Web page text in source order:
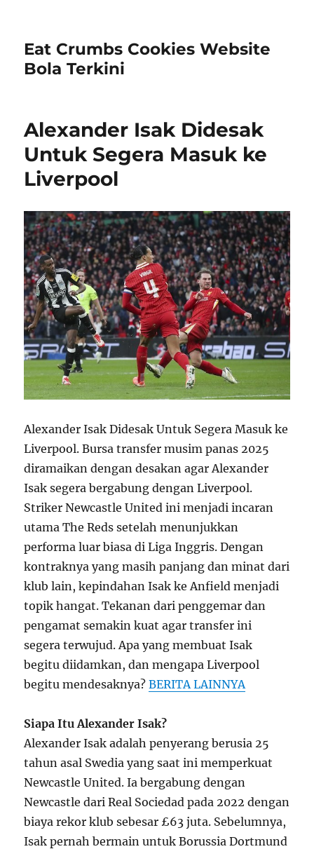
Eat Crumbs Cookies Website
Bola Terkini
Alexander Isak Didesak
Untuk Segera Masuk ke
Liverpool
Alexander Isak Didesak Untuk Segera Masuk ke
Liverpool. Bursa transfer musim panas 2025
diramaikan dengan desakan agar Alexander
Isak segera bergabung dengan Liverpool.
Striker Newcastle United ini menjadi incaran
utama The Reds setelah menunjukkan
performa luar biasa di Liga Inggris. Dengan
kontraknya yang masih panjang dan minat dari
klub lain, kepindahan Isak ke Anfield menjadi
topik hangat. Tekanan dari penggemar dan
pengamat semakin kuat agar transfer ini
segera terwujud. Apa yang membuat Isak
begitu diidamkan, dan mengapa Liverpool
begitu mendesaknya?BERITA LAINNYA
Siapa Itu Alexander Isak?
Alexander Isak adalah penyerang berusia 25
tahun asal Swedia yang saat ini memperkuat
Newcastle United. Ia bergabung dengan
Newcastle dari Real Sociedad pada 2022 dengan
biaya rekor klub sebesar £63 juta. Sebelumnya,
Isak pernah bermain untuk Borussia Dortmund